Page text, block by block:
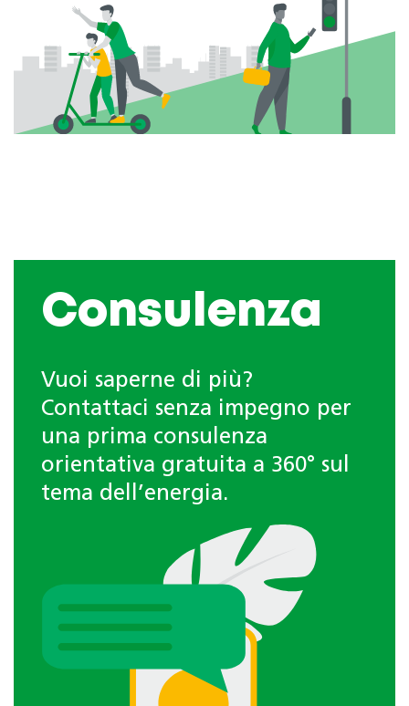
Consulenza
Vuoi saperne di più?
Contattaci senza impegno per
una prima consulenza
orientativa gratuita a 360° sul
tema dell’energia.